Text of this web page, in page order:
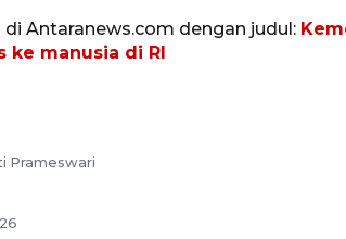
Antaranews.com dengan judul:
ke manusia di RI
Prameswari